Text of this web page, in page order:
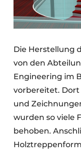
Die Herstellung
von den
Engineering im
vorbereitet.
und
wurden so viele
behoben.